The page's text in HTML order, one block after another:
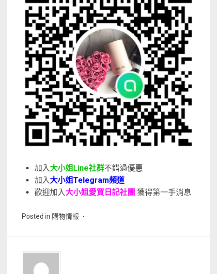
加入 大小姐Line社群不錯過優惠
加入 大小姐Telegram頻道
歡迎加入 大小姐愛買日記社團 獲得第一手消息
Posted in 購物情報